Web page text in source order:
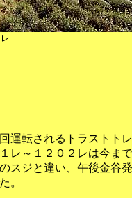
運転されるトラストトレ
レ～１２０２レは今ま
スジと違い、午後金谷
。